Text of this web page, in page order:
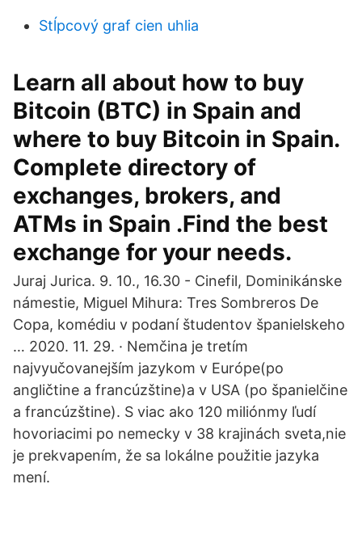
Stĺpcový graf cien uhlia
Learn all about how to buy
Bitcoin (BTC) in Spain and
where to buy Bitcoin in Spain.
Complete directory of
exchanges, brokers, and
ATMs in Spain .Find the best
exchange for your needs.
Juraj Jurica. 9. 10., 16.30 - Cinefil, Dominikánske
námestie, Miguel Mihura: Tres Sombreros De
Copa, komédiu v podaní študentov španielskeho
… 2020. 11. 29. · Nemčina je tretím
najvyučovanejším jazykom v Európe(po
angličtine a francúzštine)a v USA (po španielčine
a francúzštine). S viac ako 120 miliónmy ľudí
hovoriacimi po nemecky v 38 krajinách sveta,nie
je prekvapením, že sa lokálne použitie jazyka
mení.